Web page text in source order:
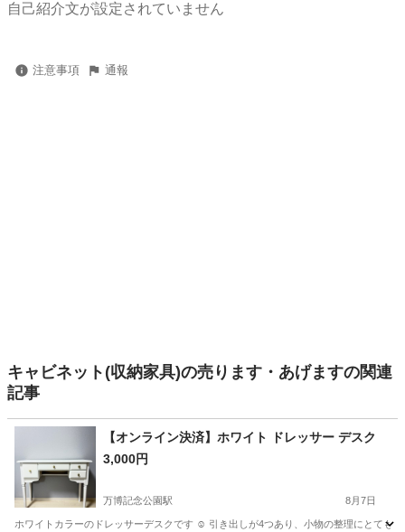
自己紹介文が設定されていません
注意事項 通報
キャビネット(収納家具)の売ります・あげますの関連
記事
【オンライン決済】ホワイト ドレッサー デスク
3,000円
万博記念公園駅 8月7日
ホワイトカラーのドレッサーデスクです ☺︎ 引き出しが4つあり、小物の整理にとても